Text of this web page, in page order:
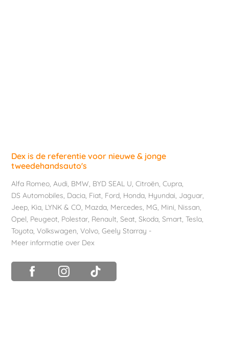
Dex is de referentie voor nieuwe & jonge
tweedehandsauto's
Alfa Romeo,Audi, BMW, BYD SEAL U,Citroën,Cupra,
DS Automobiles, Dacia, Fiat, Ford, Honda, Hyundai, Jaguar,
Jeep, Kia, LYNK & CO, Mazda, Mercedes, MG, Mini, Nissan,
Opel, Peugeot, Polestar, Renault,Seat,Skoda,Smart,Tesla,
Toyota,Volkswagen,Volvo,Geely Starray -
Meer informatie over Dex